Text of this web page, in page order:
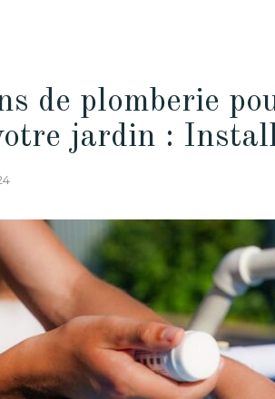
de plomberie
jardin :